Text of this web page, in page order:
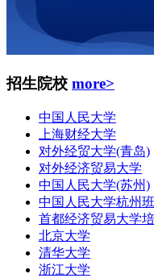
招生院校 more>
中国人民大学
上海财经大学
对外经贸大学(青岛)
对外经济贸易大学
中国人民大学(苏州)
中国人民大学杭州班
首都经济贸易大学
北京大学
清华大学
浙江大学